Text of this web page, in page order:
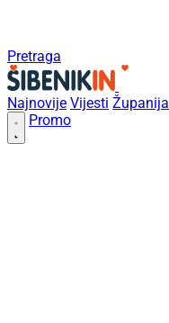
Pretraga
Najnovije Vijesti Županija
Promo